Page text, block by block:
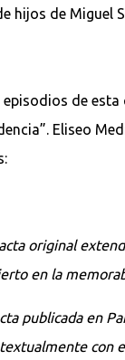
hijos de Miguel
episodios de
Eliseo
acta original
en la
publicada en
con